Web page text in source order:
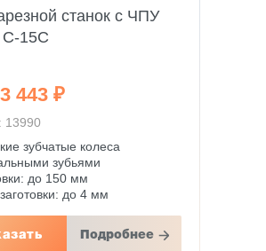
станок с ЧПУ
15C
443 ₽
13990
зубчатые колеса
зубьями
до 150 мм
до 4 мм
Подробнее